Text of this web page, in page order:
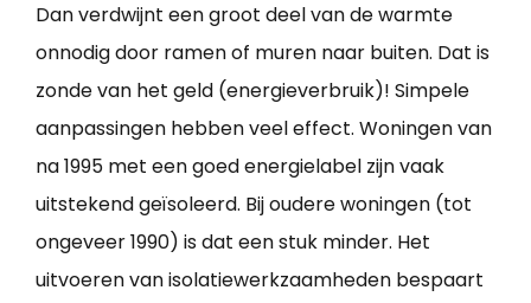
Dan verdwijnt een groot deel van de warmte
onnodig door ramen of muren naar buiten. Dat is
zonde van het geld (energieverbruik)! Simpele
aanpassingen hebben veel effect. Woningen van
na 1995 met een goed energielabel zijn vaak
uitstekend geïsoleerd. Bij oudere woningen (tot
ongeveer 1990) is dat een stuk minder. Het
uitvoeren van isolatiewerkzaamheden bespaart